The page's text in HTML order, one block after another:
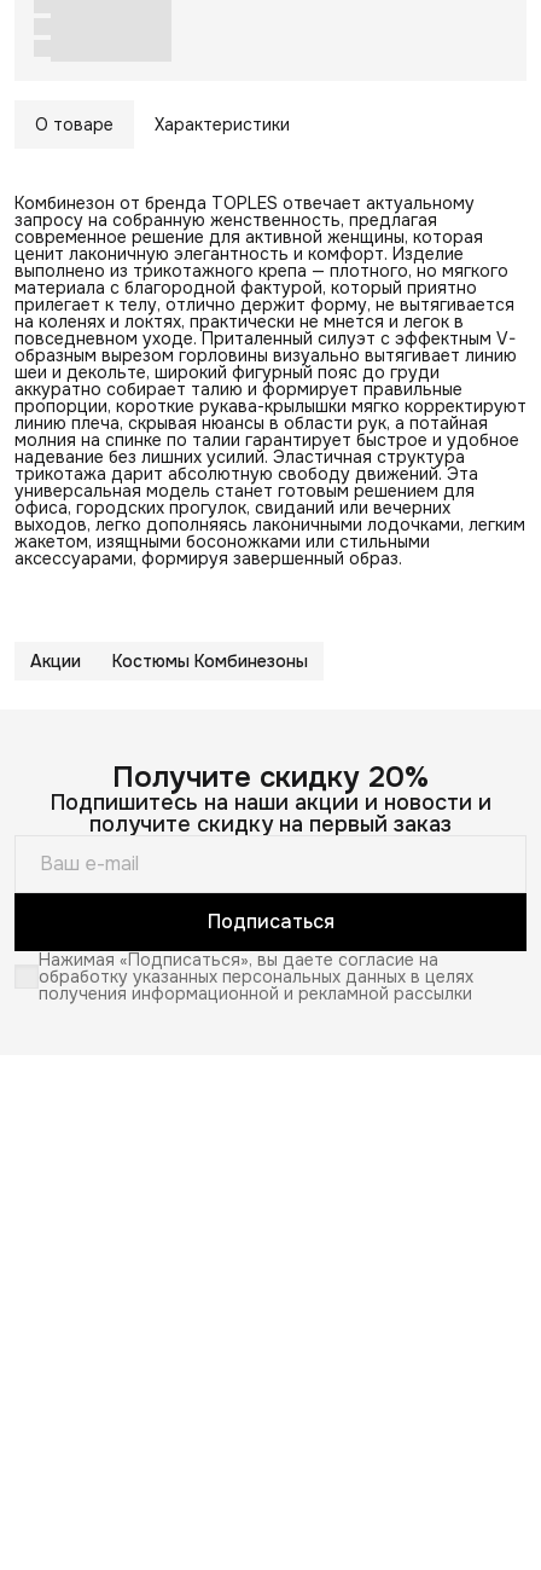
О товаре Характеристики
Комбинезон от бренда TOPLES отвечает актуальному
запросу на собранную женственность, предлагая
современное решение для активной женщины, которая
ценит лаконичную элегантность и комфорт. Изделие
выполнено из трикотажного крепа — плотного, но мягкого
материала с благородной фактурой, который приятно
прилегает к телу, отлично держит форму, не вытягивается
на коленях и локтях, практически не мнется и легок в
повседневном уходе. Приталенный силуэт с эффектным V-
образным вырезом горловины визуально вытягивает линию
шеи и декольте, широкий фигурный пояс до груди
аккуратно собирает талию и формирует правильные
пропорции, короткие рукава-крылышки мягко корректируют
линию плеча, скрывая нюансы в области рук, а потайная
молния на спинке по талии гарантирует быстрое и удобное
надевание без лишних усилий. Эластичная структура
трикотажа дарит абсолютную свободу движений. Эта
универсальная модель станет готовым решением для
офиса, городских прогулок, свиданий или вечерних
выходов, легко дополняясь лаконичными лодочками, легким
жакетом, изящными босоножками или стильными
аксессуарами, формируя завершенный образ.
Акции Костюмы Комбинезоны
Получите скидку 20%
Подпишитесь на наши акции и новости и
получите скидку на первый заказ
Подписаться
Нажимая «Подписаться», вы даете согласие на
обработку указанных персональных данных в целях
получения информационной и рекламной рассылки